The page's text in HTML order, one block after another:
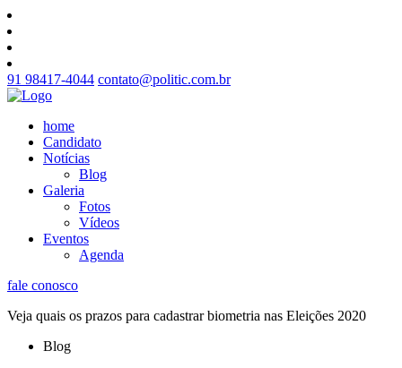
91 98417-4044 contato@politic.com.br
home
Candidato
Notícias
Blog
Galeria
Fotos
Vídeos
Eventos
Agenda
fale conosco
Veja quais os prazos para cadastrar biometria nas Eleições 2020
Blog